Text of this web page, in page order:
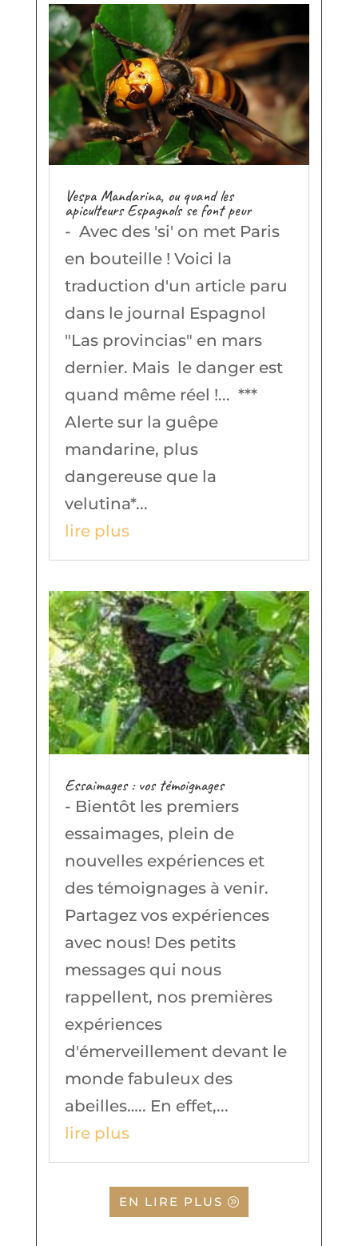
Vespa Mandarina, ou quand les
apiculteurs Espagnols se font peur
- Avec des 'si' on met Paris
en bouteille ! Voici la
traduction d'un article paru
dans le journal Espagnol
"Las provincias" en mars
dernier. Mais le danger est
quand même réel !... ***
Alerte sur la guêpe
mandarine, plus
dangereuse que la
velutina*...
lire plus
Essaimages : vos témoignages
- Bientôt les premiers
essaimages, plein de
nouvelles expériences et
des témoignages à venir.
Partagez vos expériences
avec nous! Des petits
messages qui nous
rappellent, nos premières
expériences
d'émerveillement devant le
monde fabuleux des
abeilles….. En effet,...
lire plus
EN LIRE PLUS